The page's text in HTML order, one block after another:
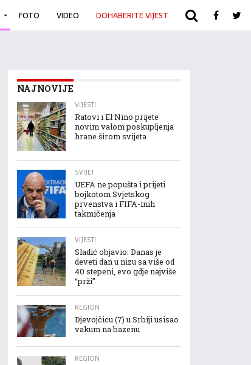
FOTO VIDEO DOHABERITE VIJEST ARHIVA
NAJNOVIJE
VIJESTI
Ratovi i El Nino prijete
novim valom poskupljenja
hrane širom svijeta
SVIJET
UEFA ne popušta i prijeti
bojkotom Svjetskog
prvenstva i FIFA-inih
takmičenja
VIJESTI
Sladić objavio: Danas je
deveti dan u nizu sa više od
40 stepeni, evo gdje najviše
“prži”
REGION
Djevojčicu (7) u Srbiji usisao
vakum na bazenu
REGION